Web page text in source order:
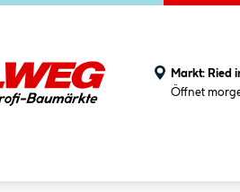
Markt: Ried
Öffnet